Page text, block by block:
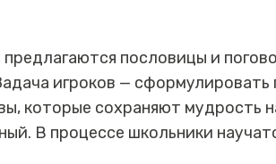
пословицы и
игроков —
которые сохраняют мудрость
В процессе школьники